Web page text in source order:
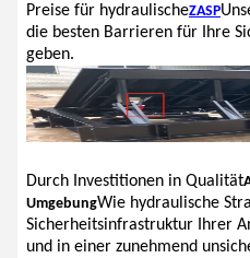
Preise für hydraulischeZASP
die besten Barrieren für Ihre
geben.
Durch Investitionen in Qualität
UmgebungWie hydraulische
Sicherheitsinfrastruktur Ihrer
und in einer zunehmend